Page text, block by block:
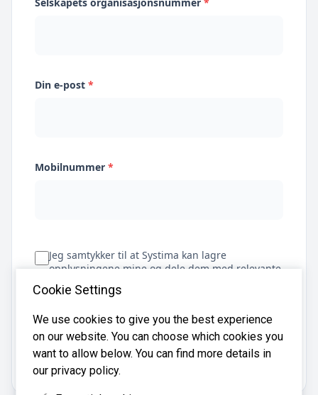
Din e-post *
Mobilnummer *
Jeg samtykker til at Systima kan lagre
opplysningene mine og dele dem med relevante
regnskapsbyråer for å hjelpe meg å finne
regnskapsfører
Få tilbud
Cookie Settings
We use cookies to give you the best experience
on our website. You can choose which cookies you
want to allow below. You can find more details in
our privacy policy.